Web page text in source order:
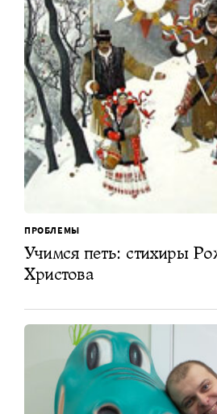
ПРОБЛЕМЫ
Учимся петь: стихиры
Христова